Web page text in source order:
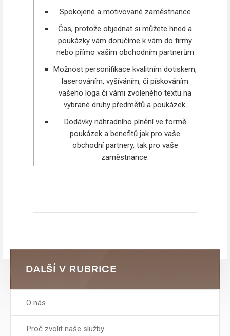
Spokojené a motivované zaměstnance
Čas, protože objednat si můžete hned a
poukázky vám doručíme k vám do firmy
nebo přímo vašim obchodním partnerům
Možnost personifikace kvalitním dotiskem,
laserováním, vyšíváním, či pískováním
vašeho loga či vámi zvoleného textu na
vybrané druhy předmětů a poukázek.
Dodávky náhradního plnění ve formě
poukázek a benefitů jak pro vaše
obchodní partnery, tak pro vaše
zaměstnance.
DALŠÍ V RUBRICE
O nás
Proč zvolit naše služby